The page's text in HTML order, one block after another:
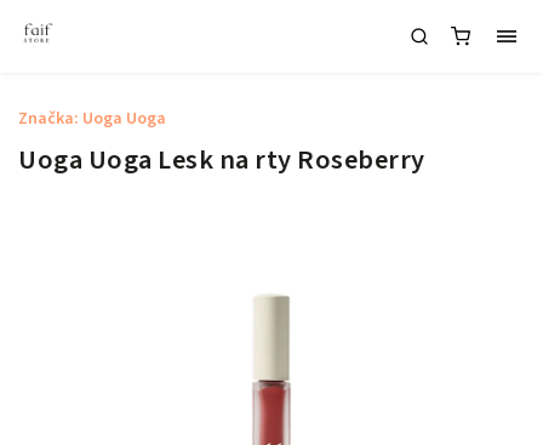
Uoga Uoga Lesk na rty Roseberry
Značka: Uoga Uoga